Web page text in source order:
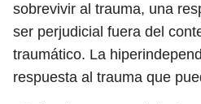
sobrevivir al trauma, una
ser perjudicial fuera del
traumático. La
respuesta al trauma que